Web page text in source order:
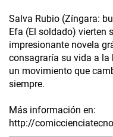
Salva Rubio (Zíngara:
Efa (El soldado) vierten
impresionante novela
consagraría su vida a la
un movimiento que
siempre.
Más información en:
http://